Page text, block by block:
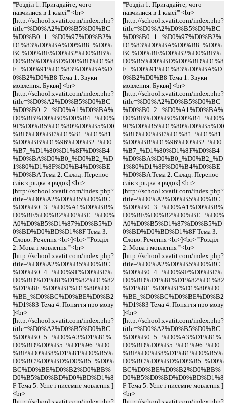
'''Розділ 1. Пригадайте, чого
навчилися в 1 класі''' <br>
[http://school.xvatit.com/index.php?
title=%D0%A2%D0%B5%D0%BC
%D0%B0_1._%D0%97%D0%B2%
D1%83%D0%BA%D0%B8_%D0%
BC%D0%BE%D0%B2%D0%BB%
D0%B5%D0%BD%D0%BD%D1%8
F._%D0%91%D1%83%D0%BA%D
0%B2%D0%B8 Тема 1. Звуки
мовлення. Букви] <br>
[http://school.xvatit.com/index.php?
title=%D0%A2%D0%B5%D0%BC
%D0%B0_2._%D0%A1%D0%BA%
D0%BB%D0%B0%D0%B4._%D0%
9F%D0%B5%D1%80%D0%B5%D0
%BD%D0%BE%D1%81_%D1%81
%D0%BB%D1%96%D0%B2_%D0
%B7_%D1%80%D1%8F%D0%B4
%D0%BA%D0%B0_%D0%B2_%D
1%80%D1%8F%D0%B4%D0%BE
%D0%BA Тема 2. Склад. Перенос
слів з рядка в рядок] <br>
[http://school.xvatit.com/index.php?
title=%D0%A2%D0%B5%D0%BC
%D0%B0_3._%D0%A1%D0%BB%
D0%BE%D0%B2%D0%BE._%D0%
A0%D0%B5%D1%87%D0%B5%D
0%BD%D0%BD%D1%8F Тема 3.
Слово. Речення <br>]<br> '''Розділ
2. Мова і мовлення '''<br>
[http://school.xvatit.com/index.php?
title=%D0%A2%D0%B5%D0%BC
%D0%B0_4._%D0%9F%D0%BE%
D0%BD%D1%8F%D1%82%D1%82
%D1%8F_%D0%BF%D1%80%D0
%BE_%D0%BC%D0%BE%D0%B2
%D1%83 Тема 4. Поняття про мову
]<br>
[http://school.xvatit.com/index.php?
title=%D0%A2%D0%B5%D0%BC
%D0%B0_5._%D0%A3%D1%81%
D0%BD%D0%B5_%D1%96_%D0
%BF%D0%B8%D1%81%D0%B5%
D0%BC%D0%BD%D0%B5_%D0%
BC%D0%BE%D0%B2%D0%BB%
D0%B5%D0%BD%D0%BD%D1%8
F Тема 5. Усне і писемне мовлення ]
<br>
'''Розділ 1. Пригадайте, чого
навчилися в 1 класі''' <br>
[http://school.xvatit.com/index.php?
title=%D0%A2%D0%B5%D0%BC
%D0%B0_1._%D0%97%D0%B2%
D1%83%D0%BA%D0%B8_%D0%
BC%D0%BE%D0%B2%D0%BB%
D0%B5%D0%BD%D0%BD%D1%8
F._%D0%91%D1%83%D0%BA%D
0%B2%D0%B8 Тема 1. Звуки
мовлення. Букви] <br>
[http://school.xvatit.com/index.php?
title=%D0%A2%D0%B5%D0%BC
%D0%B0_2._%D0%A1%D0%BA%
D0%BB%D0%B0%D0%B4._%D0%
9F%D0%B5%D1%80%D0%B5%D0
%BD%D0%BE%D1%81_%D1%81
%D0%BB%D1%96%D0%B2_%D0
%B7_%D1%80%D1%8F%D0%B4
%D0%BA%D0%B0_%D0%B2_%D
1%80%D1%8F%D0%B4%D0%BE
%D0%BA Тема 2. Склад. Перенос
слів з рядка в рядок] <br>
[http://school.xvatit.com/index.php?
title=%D0%A2%D0%B5%D0%BC
%D0%B0_3._%D0%A1%D0%BB%
D0%BE%D0%B2%D0%BE._%D0%
A0%D0%B5%D1%87%D0%B5%D
0%BD%D0%BD%D1%8F Тема 3.
Слово. Речення <br>]<br> '''Розділ
2. Мова і мовлення '''<br>
[http://school.xvatit.com/index.php?
title=%D0%A2%D0%B5%D0%BC
%D0%B0_4._%D0%9F%D0%BE%
D0%BD%D1%8F%D1%82%D1%82
%D1%8F_%D0%BF%D1%80%D0
%BE_%D0%BC%D0%BE%D0%B2
%D1%83 Тема 4. Поняття про мову
]<br>
[http://school.xvatit.com/index.php?
title=%D0%A2%D0%B5%D0%BC
%D0%B0_5._%D0%A3%D1%81%
D0%BD%D0%B5_%D1%96_%D0
%BF%D0%B8%D1%81%D0%B5%
D0%BC%D0%BD%D0%B5_%D0%
BC%D0%BE%D0%B2%D0%BB%
D0%B5%D0%BD%D0%BD%D1%8
F Тема 5. Усне і писемне мовлення ]
<br>